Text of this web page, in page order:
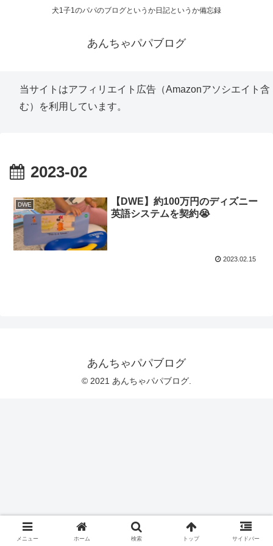
犬1子1のパパのブログというか日記というか備忘録
あんちゃパパブログ
当サイトはアフィリエイト広告（Amazonアソシエイト含
む）を利用しています。
2023-02
DWE
【DWE】約100万円のディズニー
英語システムを契約😭
2023.02.15
あんちゃパパブログ
© 2021 あんちゃパパブログ.
メニュー ホーム 検索 トップ サイドバー